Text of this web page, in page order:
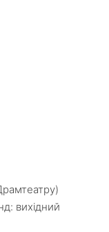
вихідний